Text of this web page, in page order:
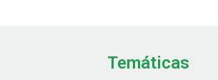
Temáticas